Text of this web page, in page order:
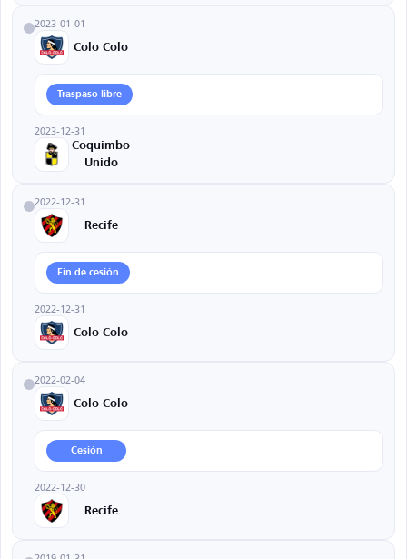
2023-01-01
Colo Colo
Traspaso libre
2023-12-31
Coquimbo
Unido
2022-12-31
Recife
Fin de cesión
2022-12-31
Colo Colo
2022-02-04
Colo Colo
Cesión
2022-12-30
Recife